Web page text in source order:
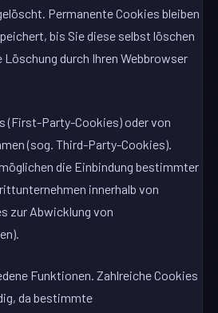
Permanente Cookies bleiben
bis Sie diese selbst löschen
durch Ihren Webbrowser
(First-Party-Cookies) oder von
(sog. Third-Party-Cookies).
die Einbindung bestimmter
innerhalb von
zur Abwicklung von
Funktionen. Zahlreiche Cookies
da bestimmte